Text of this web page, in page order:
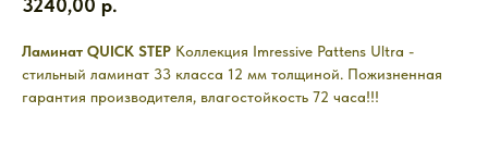
3240,00 р.
Ламинат QUICK STEP Коллекция Imressive Pattens Ultra -
стильный ламинат 33 класса 12 мм толщиной. Пожизненная
гарантия производителя, влагостойкость 72 часа!!!